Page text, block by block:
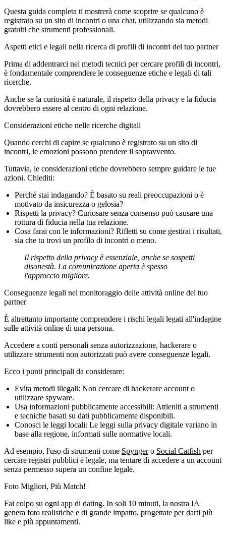
Questa guida completa ti mostrerà come scoprire se qualcuno è
registrato su un sito di incontri o una chat, utilizzando sia metodi
gratuiti che strumenti professionali.
Aspetti etici e legali nella ricerca di profili di incontri del tuo partner
Prima di addentrarci nei metodi tecnici per cercare profili di incontri,
è fondamentale comprendere le conseguenze etiche e legali di tali
ricerche.
Anche se la curiosità è naturale, il rispetto della privacy e la fiducia
dovrebbero essere al centro di ogni relazione.
Considerazioni etiche nelle ricerche digitali
Quando cerchi di capire se qualcuno è registrato su un sito di
incontri, le emozioni possono prendere il sopravvento.
Tuttavia, le considerazioni etiche dovrebbero sempre guidare le tue
azioni. Chiediti:
Perché stai indagando?È basato su reali preoccupazioni o è
motivato da insicurezza o gelosia?
Rispetti la privacy?Curiosare senza consenso può causare una
rottura di fiducia nella tua relazione.
Cosa farai con le informazioni?Rifletti su come gestirai i risultati,
sia che tu trovi un profilo di incontri o meno.
Il rispetto della privacy è essenziale, anche se sospetti
disonestà. La comunicazione aperta è spesso
l'approccio migliore.
Conseguenze legali nel monitoraggio delle attività online del tuo
partner
È altrettanto importante comprendere i rischi legali legati all'indagine
sulle attività online di una persona.
Accedere a conti personali senza autorizzazione, hackerare o
utilizzare strumenti non autorizzati può avere conseguenze legali.
Ecco i punti principali da considerare:
Evita metodi illegali: Non cercare di hackerare account o
utilizzare spyware.
Usa informazioni pubblicamente accessibili: Attieniti a strumenti
e tecniche basati su dati pubblicamente disponibili.
Conosci le leggi locali: Le leggi sulla privacy digitale variano in
base alla regione, informati sulle normative locali.
Ad esempio, l'uso di strumenti come Spyngero Social Catfish per
cercare registri pubblici è legale, ma tentare di accedere a un account
senza permesso supera un confine legale.
Foto Migliori, Più Match!
Fai colpo su ogni app di dating. In soli 10 minuti, la nostra IA
genera foto realistiche e di grande impatto, progettate per darti più
like e più appuntamenti.